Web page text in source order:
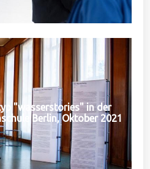
"wasserstories" in der
Berlin, Oktober 2021